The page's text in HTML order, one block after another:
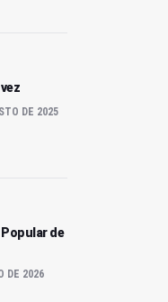
DE 2025
de
DE 2026